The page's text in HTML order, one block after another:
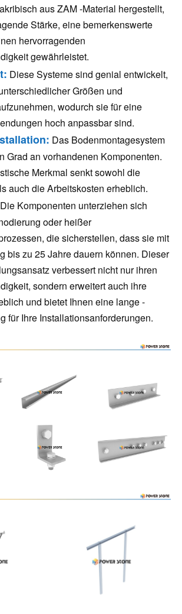
aus ZAM -Material hergestellt,
Stärke, eine bemerkenswerte
hervorragenden
gewährleistet.
Diese Systeme sind genial entwickelt,
Größen und
wodurch sie für eine
hoch anpassbar sind.
Das Bodenmontagesystem
Grad an vorhandenen Komponenten.
Merkmal senkt sowohl die
auch die Arbeitskosten erheblich.
Die Komponenten unterziehen sich
oder heißer
die sicherstellen, dass sie mit
bis zu 25 Jahre dauern können. Dieser
verbessert nicht nur ihren
sondern erweitert auch ihre
und bietet Ihnen eine lange -
für Ihre Installationsanforderungen.